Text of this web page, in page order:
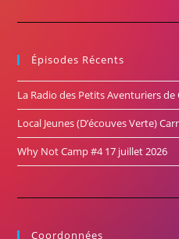
Épisodes Récents
La Radio des Petits Aventuriers de
Local Jeunes (D’écouves Verte)
Why Not Camp #417 juillet 2026
Coordonnées